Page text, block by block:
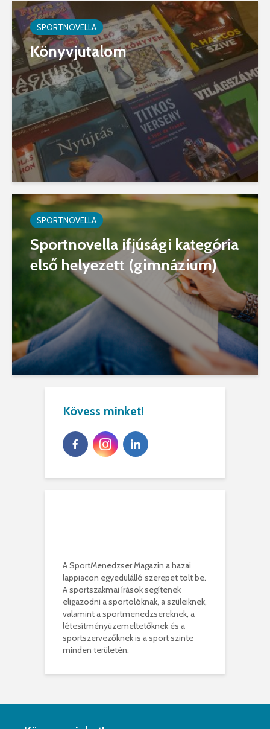
SPORTNOVELLA
Könyvjutalom
SPORTNOVELLA
Sportnovella ifjúsági kategória
első helyezett (gimnázium)
Kövess minket!
A SportMenedzser Magazin a hazai
lappiacon egyedülálló szerepet tölt be.
A sportszakmai írások segítenek
eligazodni a sportolóknak, a szüleiknek,
valamint a sportmenedzsereknek, a
létesítményüzemeltetőknek és a
sportszervezőknek is a sport szinte
minden területén.